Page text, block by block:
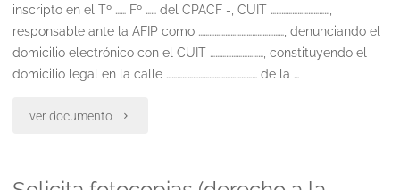
inscripto en el Tº …… Fº …… del CPACF -, CUIT ……………………………,
responsable ante la AFIP como …………………………………………, denunciando el
domicilio electrónico con el CUIT …………………………, constituyendo el
domicilio legal en la calle …………………………………………… de la …
ver documento "Despido
causa.